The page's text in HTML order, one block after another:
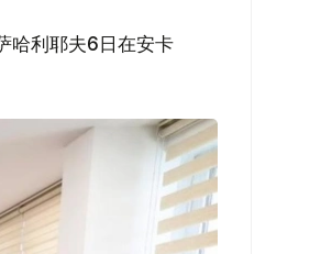
哈利耶夫6日在安卡